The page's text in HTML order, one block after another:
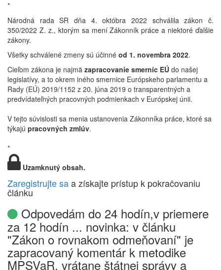
*
Národná rada SR dňa 4. októbra 2022 schválila zákon č.
350/2022 Z. z., ktorým sa mení Zákonník práce a niektoré ďalšie
zákony.
Všetky schválené zmeny sú účinné od 1. novembra 2022.
Cieľom zákona je najmä zapracovanie smerníc EÚ do našej
legislatívy, a to okrem iného smernice Európskeho parlamentu a
Rady (EÚ) 2019/1152 z 20. júna 2019 o transparentných a
predvídateľných pracovných podmienkach v Európskej únii.
V tejto súvislosti sa menia ustanovenia Zákonníka práce, ktoré sa
týkajú pracovných zmlúv.
*
Uzamknutý obsah.
Zaregistrujte saa získajte prístup k pokračovaniu
článku
Odpovedám do 24 hodín,v priemere
za 12 hodín ... novinka: v článku
"Zákon o rovnakom odmeňovaní" je
zapracovaný komentár k metodike
MPSVaR, vrátane štátnej správy a